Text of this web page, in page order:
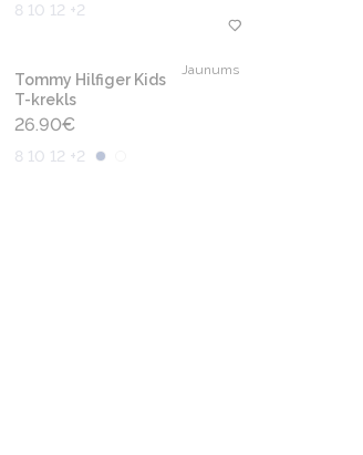
8 10 12 +2
Jaunums
Tommy Hilfiger Kids
T-krekls
26.90€
8 10 12 +2